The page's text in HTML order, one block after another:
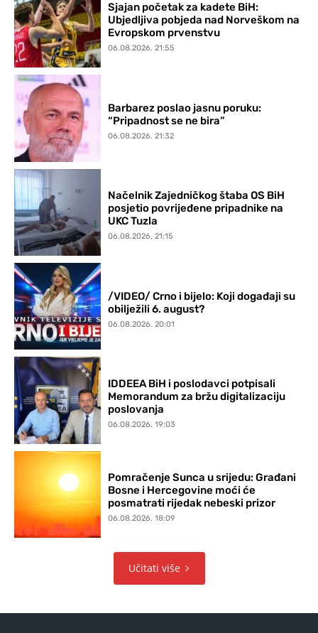
Sjajan početak za kadete BiH:
Ubjedljiva pobjeda nad Norveškom na
Evropskom prvenstvu
06.08.2026. 21:55
Barbarez poslao jasnu poruku:
“Pripadnost se ne bira”
06.08.2026. 21:32
Načelnik Zajedničkog štaba OS BiH
posjetio povrijeđene pripadnike na
UKC Tuzla
06.08.2026. 21:15
/VIDEO/ Crno i bijelo: Koji događaji su
obilježili 6. august?
06.08.2026. 20:01
IDDEEA BiH i poslodavci potpisali
Memorandum za bržu digitalizaciju
poslovanja
06.08.2026. 19:03
Pomračenje Sunca u srijedu: Građani
Bosne i Hercegovine moći će
posmatrati rijedak nebeski prizor
06.08.2026. 18:09
Učitati više